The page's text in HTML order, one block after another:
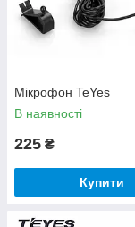
Мікрофон TeYes
В наявності
225 ₴
Купити